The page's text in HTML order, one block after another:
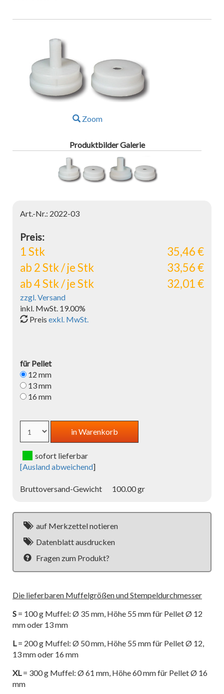
Zoom
Produktbilder Galerie
Art.-Nr.: 2022-03
Preis:
1 Stk
35,46 €
ab 2 Stk / je Stk
33,56 €
ab 4 Stk / je Stk
32,01 €
zzgl. Versand
inkl. MwSt. 19.00%
Preis exkl. MwSt.
für Pellet
12 mm
13 mm
16 mm
sofort lieferbar
[Ausland abweichend]
Bruttoversand-Gewicht 100.00 gr
auf Merkzettel notieren
Datenblatt ausdrucken
Fragen zum Produkt?
Die lieferbaren Muffelgrößen und Stempeldurchmesser
S = 100 g Muffel: Ø 35 mm, Höhe 55 mm für Pellet Ø 12
mm oder 13 mm
L= 200 g Muffel: Ø 50 mm, Höhe 55 mm für Pellet Ø 12,
13 mm oder 16 mm
XL= 300 g Muffel: Ø 61 mm, Höhe 60 mm für Pellet Ø 16
mm